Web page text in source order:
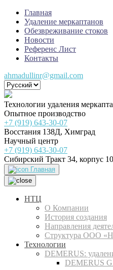
Главная
Удаление меркаптанов
Обезвреживание стоков
Новости
Референс Лист
Контакты
ahmadullinr@gmail.com
Технологии удаления
Опытное производство
+7 (919) 643-30-07
Восстания 138Д, Химград
Научный центр
+7 (919) 643-30-07
Сибирский Тракт 34, корпус 10
Главная
НТЦ
О Компании
История создания
Направления
Структура ООО
Технологии
DEMERUS:
DEMERUS